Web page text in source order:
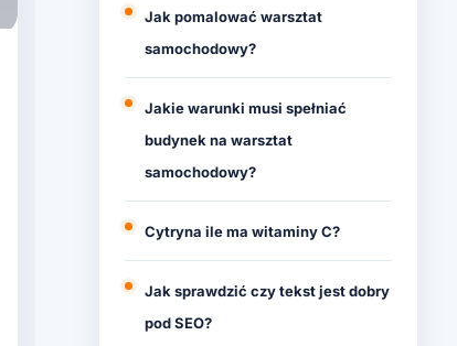
Jak pomalować warsztat
samochodowy?
Jakie warunki musi spełniać
budynek na warsztat
samochodowy?
Cytryna ile ma witaminy C?
Jak sprawdzić czy tekst jest dobry
pod SEO?